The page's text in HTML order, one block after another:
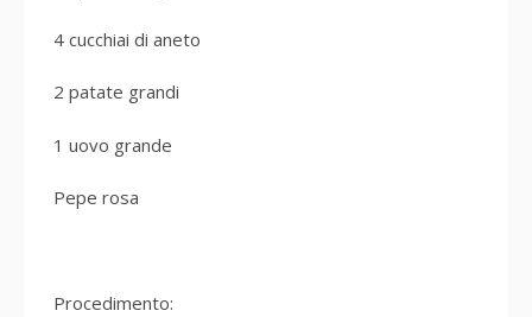
4 cucchiai di aneto
2 patate grandi
1 uovo grande
Pepe rosa
Procedimento: